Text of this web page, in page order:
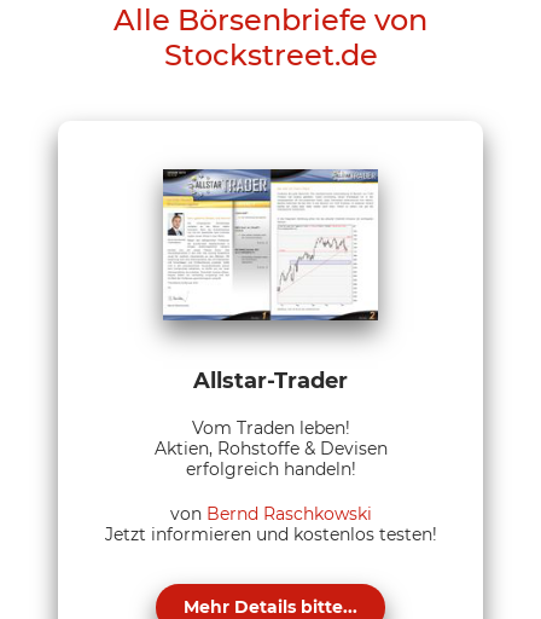
Alle Börsenbriefe von
Stockstreet.de
Allstar-Trader
Vom Traden leben!
Aktien, Rohstoffe & Devisen
erfolgreich handeln!
von Bernd Raschkowski
Jetzt informieren und kostenlos testen!
Mehr Details bitte...